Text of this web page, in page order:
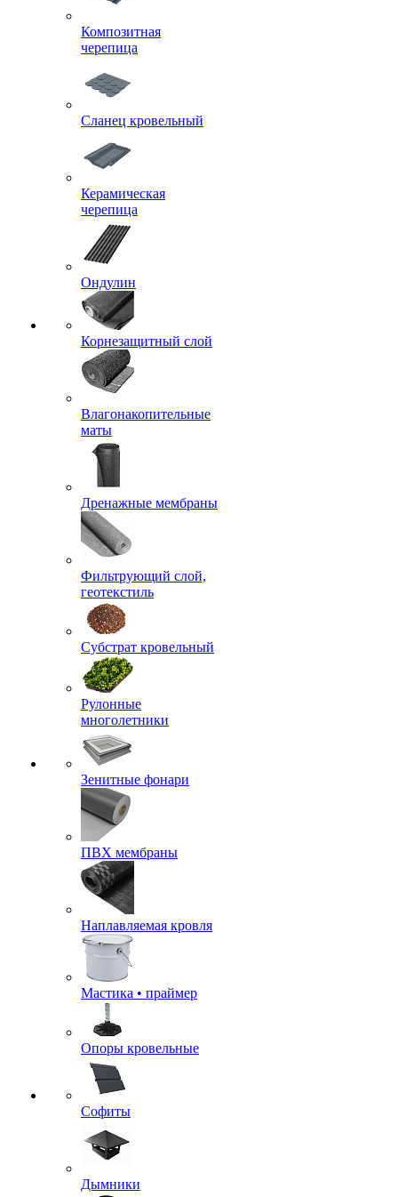
Композитная
черепица
Сланец кровельный
Керамическая
черепица
Ондулин
Корнезащитный слой
Влагонакопительные
маты
Дренажные мембраны
Фильтрующий слой,
геотекстиль
Субстрат кровельный
Рулонные
многолетники
Зенитные фонари
ПВХ мембраны
Наплавляемая кровля
Мастика • праймер
Опоры кровельные
Софиты
Дымники